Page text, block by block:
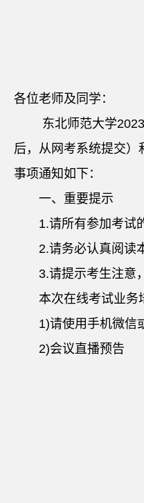
各位老师及同学：
东北师范大学
后，从网考系统提交
事项通知如下：
一、重要提示
1.请所有参加考试
2.请务必认真阅读
3.请提示考生注意
本次在线考试业务
1)请使用手机微信
2)会议直播预告